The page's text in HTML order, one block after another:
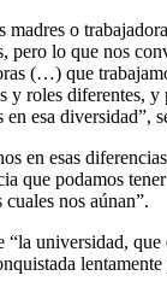
madres o
pero lo que nos
(…) que
y roles diferentes, y
esa diversidad”,
en esas
que podamos
nos aúnan”.
“la universidad,